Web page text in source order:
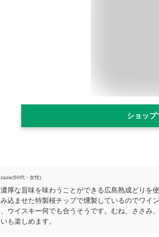
ショップ
zazie(50代・女性)
濃厚な旨味を味わうことができる広島熟成どりを
み込ませた特製桜チップで燻製しているのでワイ
、ウイスキー何でも合うそうです。むね、ささ
いも楽しめます。